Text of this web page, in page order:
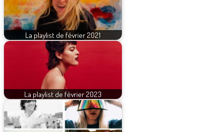
La playlist de février 2021
La playlist de février 2023